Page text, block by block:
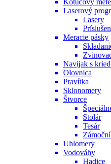
Laserový
Lasery
Meracie pásky
Navijak s
Olovnica
Pravítka
Sklonomery
Štvorce
Stolár
Tesár
Uhlomery
Vodováhy
Hadice